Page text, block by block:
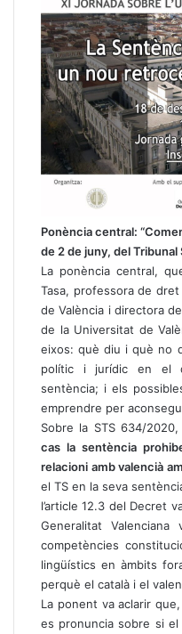
Ponència central:
de 2 de juny, del Tribunal
La ponència central,
Tasa, professora de
de València i directora
de la Universitat de
eixos: què diu i què no
polític i jurídic en el
sentència; i els
emprendre per
Sobre la STS 634/
cas la sentència
relacioni amb valencià
el TS en la seva
l’article 12.3 del Decret
Generalitat
competències
lingüístics en àmbits
perquè el català i el
La ponent va aclarir
es pronuncia sobre si el